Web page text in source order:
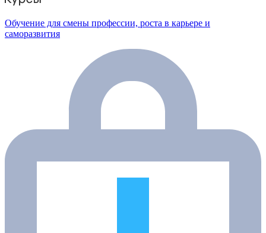
Обучение для смены профессии, роста в карьере и
саморазвития